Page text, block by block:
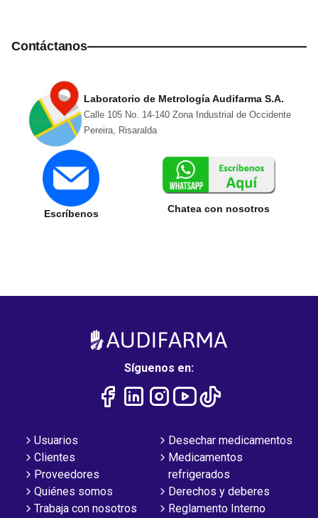
Contáctanos
Laboratorio de Metrología Audifarma S.A.
Calle 105 No. 14-140 Zona Industrial de Occidente
Pereira, Risaralda
Escríbenos Chatea con nosotros
Síguenos en:
Usuarios
Clientes
Proveedores
Quiénes somos
Trabaja con nosotros
Desechar medicamentos
Medicamentos
refrigerados
Derechos y deberes
Reglamento Interno